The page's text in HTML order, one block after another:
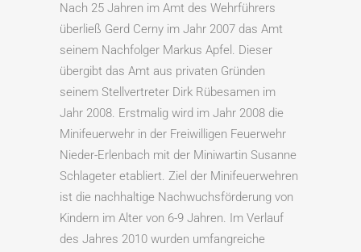
Nach 25 Jahren im Amt des Wehrführers
überließ Gerd Cerny im Jahr 2007 das Amt
seinem Nachfolger Markus Apfel. Dieser
übergibt das Amt aus privaten Gründen
seinem Stellvertreter Dirk Rübesamen im
Jahr 2008. Erstmalig wird im Jahr 2008 die
Minifeuerwehr in der Freiwilligen Feuerwehr
Nieder-Erlenbach mit der Miniwartin Susanne
Schlageter etabliert. Ziel der Minifeuerwehren
ist die nachhaltige Nachwuchsförderung von
Kindern im Alter von 6-9 Jahren. Im Verlauf
des Jahres 2010 wurden umfangreiche